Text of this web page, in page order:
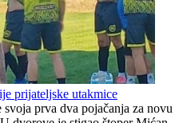
Vitebsk: Novo pojačanje dobilo